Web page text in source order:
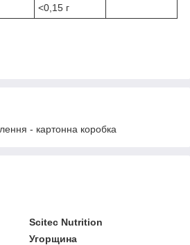
<0,15 г
- картонна коробка
Scitec Nutrition
Угорщина